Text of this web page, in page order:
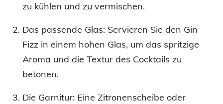
zu kühlen und zu vermischen.
Das passende Glas: Servieren Sie den Gin
Fizz in einem hohen Glas, um das spritzige
Aroma und die Textur des Cocktails zu
betonen.
Die Garnitur: Eine Zitronenscheibe oder